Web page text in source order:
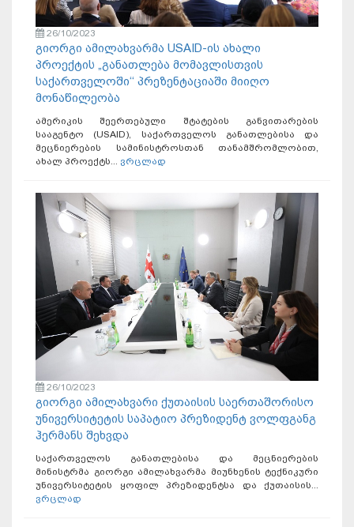
26/10/2023
გიორგი ამილახვარმა USAID-ის ახალი
პროექტის „განათლება მომავლისთვის
საქართველოში‘‘ პრეზენტაციაში მიიღო
მონაწილეობა
ამერიკის შეერთებული შტატების განვითარების
სააგენტო (USAID), საქართველოს განათლებისა და
მეცნიერების სამინისტროსთან თანამშრომლობით,
ახალ პროექტს... ვრცლად
26/10/2023
გიორგი ამილახვარი ქუთაისის საერთაშორისო
უნივერსიტეტის საპატიო პრეზიდენტ ვოლფგანგ
ჰერმანს შეხვდა
საქართველოს განათლებისა და მეცნიერების
მინისტრმა გიორგი ამილახვარმა მიუნხენის ტექნიკური
უნივერსიტეტის ყოფილ პრეზიდენტსა და ქუთაისის...
ვრცლად